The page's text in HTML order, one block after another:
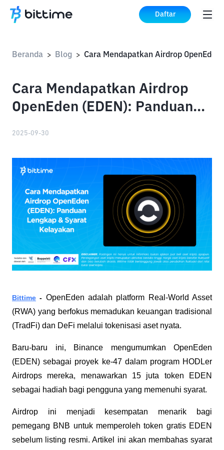
Daftar
Beranda > Blog >
Cara Mendapatkan Airdrop
OpenEden (EDEN): Panduan
2025-09-30
Bittime - OpenEden adalah platform Real-World Asset
(RWA) yang berfokus memadukan keuangan tradisional
(TradFi) dan DeFi melalui tokenisasi aset nyata.
Baru-baru ini, Binance mengumumkan OpenEden
(EDEN) sebagai proyek ke-47 dalam program HODLer
Airdrops mereka, menawarkan 15 juta token EDEN
sebagai hadiah bagi pengguna yang memenuhi syarat.
Airdrop ini menjadi kesempatan menarik bagi
pemegang BNB untuk memperoleh token gratis EDEN
sebelum listing resmi. Artikel ini akan membahas syarat